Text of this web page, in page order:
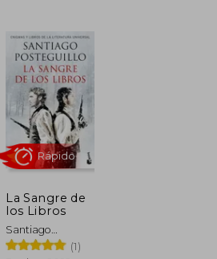
5%
dcto. 28,41 €
La Sangre de
los Libros
Santiago
Posteguillo
(1)